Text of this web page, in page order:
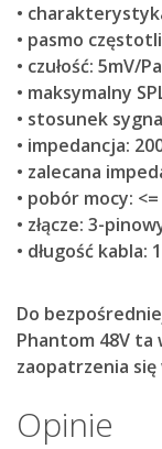
•
• pasmo
• czułość: 5mV/
• maksymalny
• stosunek
• impedancja:
• zalecana
• pobór mocy:
• złącze: 3-
• długość kabla:
Do
Phantom 48V
zaopatrzenia się
Opinie